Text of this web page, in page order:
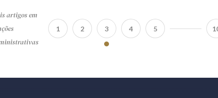
artigos em
1 2 3 4 5